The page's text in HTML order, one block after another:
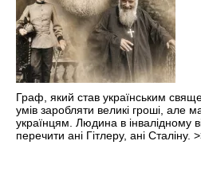
Граф, який став українським
умів заробляти великі гроші, але
українцям. Людина в інвалідному
перечити ані Гітлеру, ані Сталіну.